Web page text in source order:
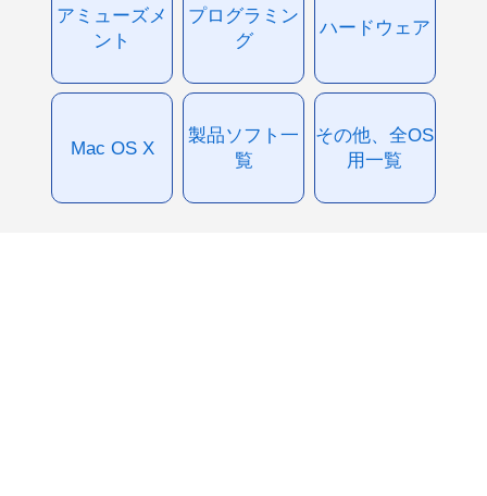
アミューズメ
ント
プログラミン
グ
ハードウェア
Mac OS X
製品ソフト一
覧
その他、全OS
用一覧